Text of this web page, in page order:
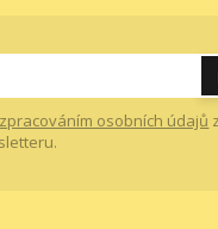
zpracováním osobních údajů